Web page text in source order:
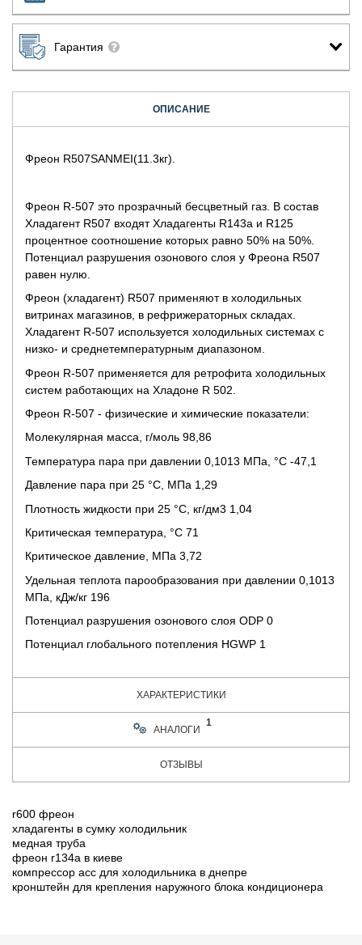
Гарантия
ОПИСАНИЕ
Фреон R507SANMEI(11.3кг).
Фреон R-507 это прозрачный бесцветный газ. В состав
Хладагент R507 входят Хладагенты R143а и R125
процентное соотношение которых равно 50% на 50%.
Потенциал разрушения озонового слоя у Фреона R507
равен нулю.
Фреон (хладагент) R507 применяют в холодильных
витринах магазинов, в рефрижераторных складах.
Хладагент R-507 используется холодильных системах с
низко- и среднетемпературным диапазоном.
Фреон R-507 применяется для ретрофита холодильных
систем работающих на Хладоне R 502.
Фреон R-507 - физические и химические показатели:
Молекулярная масса, г/моль 98,86
Температура пара при давлении 0,1013 МПа, °С -47,1
Давление пара при 25 °С, МПа 1,29
Плотность жидкости при 25 °С, кг/дм3 1,04
Критическая температура, °С 71
Критическое давление, МПа 3,72
Удельная теплота парообразования при давлении 0,1013
МПа, кДж/кг 196
Потенциал разрушения озонового слоя ODP 0
Потенциал глобального потепления HGWP 1
ХАРАКТЕРИСТИКИ
АНАЛОГИ
1
ОТЗЫВЫ
r600 фреон
хладагенты в сумку холодильник
медная труба
фреон r134a в киеве
компрессор acc для холодильника в днепре
кронштейн для крепления наружного блока кондиционера